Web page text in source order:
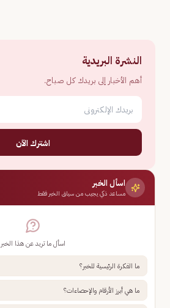
النشرة البريدية
أهم الأخبار إلى بريدك كل صباح.
اشترك الآن
اسأل الخبر
مساعد ذكي يجيب من سياق الخبر فقط
اسأل ما تريد عن هذا الخبر
ما الفكرة الرئيسية للخبر؟
ما هي أبرز الأرقام والإحصاءات؟